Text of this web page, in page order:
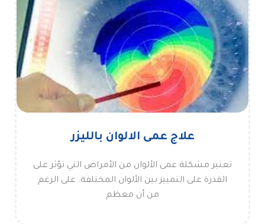
علاج عمى الالوان بالليزر
تعتبر مشكلة عمى الألوان من الأمراض التي تؤثر على
القدرة على التمييز بين الألوان المختلفة. على الرغم
من أن معظم